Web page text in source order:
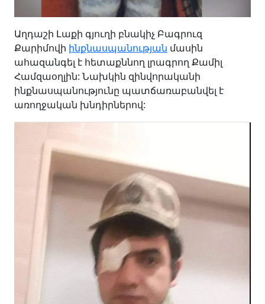
Աղդաշի Լաքի գյուղի բնակիչ Բագրուզ
Քարիմովի ինքնասպանության մասին
ահազանգել է հետաքննող լրագրող Քամիլ
Համզաօղլին: Նախկին զինվորականի
ինքնասպանությունը պատճառաբանվել է
առողջական խնդիրներով: